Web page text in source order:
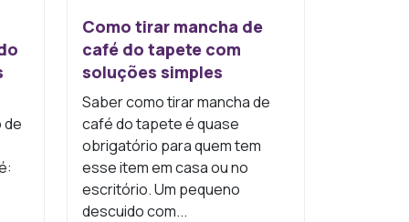
de
Como tirar mancha de
café do tapete com
soluções simples
Saber como tirar mancha de
café do tapete é quase
obrigatório para quem tem
esse item em casa ou no
escritório. Um pequeno
descuido com...